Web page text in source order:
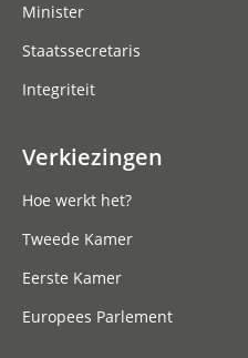
Minister
Staatssecretaris
Integriteit
Verkiezingen
Hoe werkt het?
Tweede Kamer
Eerste Kamer
Europees Parlement